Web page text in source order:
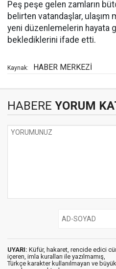
Peş peşe gelen zamların
belirten vatandaşlar, ulaşım
yeni düzenlemelerin hayata
beklediklerini ifade etti.
Kaynak: HABER MERKEZİ
HABERE YORUM
UYARI: Küfür, hakaret, rencide edici
içeren, imla kuralları ile yazılmamış,
Türkçe karakter kullanılmayan ve